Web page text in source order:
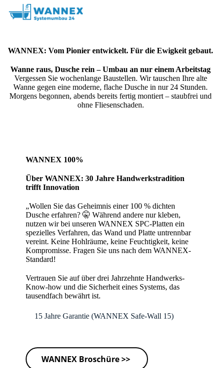
WANNEX: Vom Pionier entwickelt. Für die Ewigkeit gebaut.
Wanne raus, Dusche rein – Umbau an nur einem Arbeitstag
Vergessen Sie wochenlange Baustellen. Wir tauschen Ihre alte
Wanne gegen eine moderne, flache Dusche in nur 24 Stunden.
Morgens begonnen, abends bereits fertig montiert – staubfrei und
ohne Fliesenschaden.
WANNEX 100%
Über WANNEX: 30 Jahre Handwerkstradition
trifft Innovation
„Wollen Sie das Geheimnis einer 100 % dichten
Dusche erfahren? 🤫 Während andere nur kleben,
nutzen wir bei unseren WANNEX SPC-Platten ein
spezielles Verfahren, das Wand und Platte untrennbar
vereint. Keine Hohlräume, keine Feuchtigkeit, keine
Kompromisse. Fragen Sie uns nach dem WANNEX-
Standard!
Vertrauen Sie auf über drei Jahrzehnte Handwerks-
Know-how und die Sicherheit eines Systems, das
tausendfach bewährt ist.
15 Jahre Garantie (WANNEX Safe-Wall 15)
WANNEX Broschüre >>